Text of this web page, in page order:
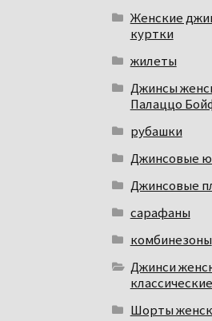
Женские
куртки
жилеты
Джинсы
Палаццо
рубашки
Джинсовые
Джинсовые
сарафаны
комбинезоны
Джинси
классические
Шорты